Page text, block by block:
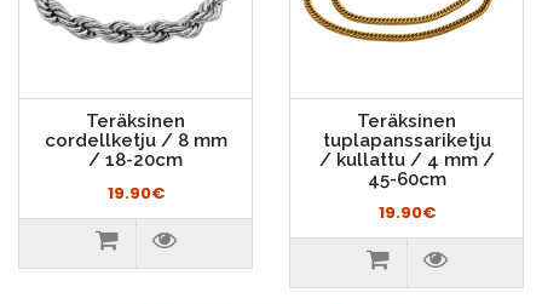
Teräksinen
cordellketju / 8 mm
/ 18-20cm
19.90€
Teräksinen
tuplapanssariketju
/ kullattu / 4 mm /
45-60cm
19.90€